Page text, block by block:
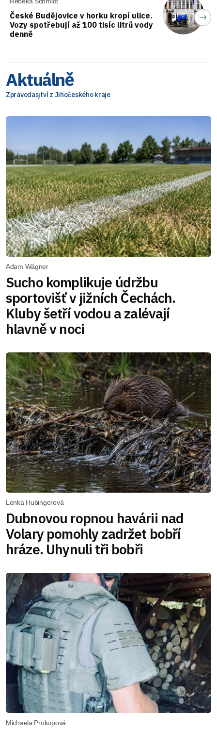
České Budějovice v horku kropí ulice.
Vozy spotřebují až 100 tisíc litrů vody
denně
Aktuálně
Zpravodasjtví z Jihočeského kraje
Adam Wágner
Sucho komplikuje údržbu
sportovišť v jižních Čechách.
Kluby šetří vodou a zalévají
hlavně v noci
Lenka Hubingerová
Dubnovou ropnou havárii nad
Volary pomohly zadržet bobří
hráze. Uhynuli tři bobři
Michaela Prokopová